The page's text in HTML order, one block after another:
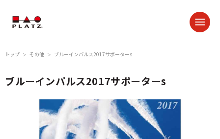
トップ ＞ その他 ＞ ブルーインパルス2017サポーターs
ブルーインパルス2017サポーターs